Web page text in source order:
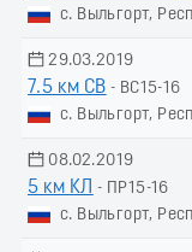
с. Выльгорт,
29.03.2019
7.5 км СВ - ВС15-16
с. Выльгорт,
08.02.2019
5 км КЛ
- ПР15-16
с. Выльгорт,